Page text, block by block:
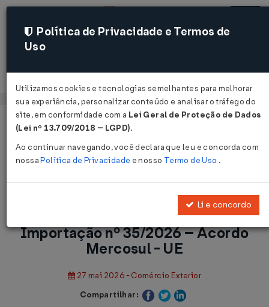
Acessar
Página Inicial
Notícias
Acordo Mercosul - UE...
Voltar
Retificação da Notícia Siscomex
Importação nº 35/2026 – Acordo
Mercosul - UE
27 mai 2026 - Comércio Exterior
Compartilhar:
Política de Privacidade e Termos de
Uso
Utilizamos cookies e tecnologias semelhantes para melhorar
sua experiência, personalizar conteúdo e analisar o tráfego do
site, em conformidade com a Lei Geral de Proteção de Dados
(Lei nº 13.709/2018 – LGPD).
Ao continuar navegando, você declara que leu e concorda com
nossaPolítica de Privacidade e nosso Termo de Uso .
Li e concordo